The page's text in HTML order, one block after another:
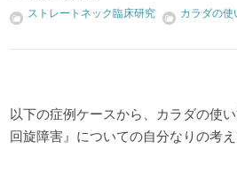
ストレートネック臨床研究
カラダの使
以下の症例ケースから、カラダの使
回旋障害』についての自分なりの考え